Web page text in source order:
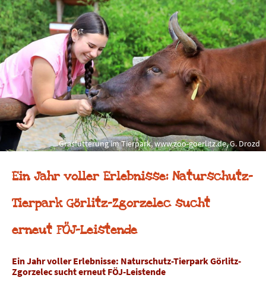
Grasfütterung im Tierpark, www.zoo-goerlitz.de, G. Drozd
Ein Jahr voller Erlebnisse: Naturschutz-
Tierpark Görlitz-Zgorzelec sucht
erneut FÖJ-Leistende
Ein Jahr voller Erlebnisse: Naturschutz-Tierpark Görlitz-
Zgorzelec sucht erneut FÖJ-Leistende